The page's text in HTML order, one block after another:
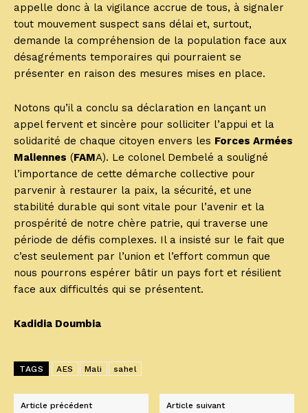
appelle donc à la vigilance accrue de tous, à signaler
tout mouvement suspect sans délai et, surtout,
demande la compréhension de la population face aux
désagréments temporaires qui pourraient se
présenter en raison des mesures mises en place.
Notons qu’il a conclu sa déclaration en lançant un
appel fervent et sincère pour solliciter l’appui et la
solidarité de chaque citoyen envers les Forces Armées
Maliennes (FAMA). Le colonel Dembelé a souligné
l’importance de cette démarche collective pour
parvenir à restaurer la paix, la sécurité, et une
stabilité durable qui sont vitale pour l’avenir et la
prospérité de notre chère patrie, qui traverse une
période de défis complexes. Il a insisté sur le fait que
c’est seulement par l’union et l’effort commun que
nous pourrons espérer bâtir un pays fort et résilient
face aux difficultés qui se présentent.
Kadidia Doumbia
TAGS AES Mali sahel
Article précédent Article suivant